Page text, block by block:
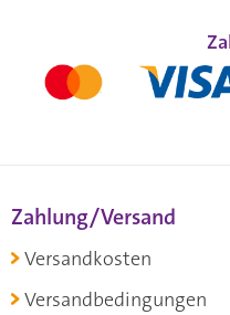
Zahlung/Versand
Versandkosten
Versandbedingungen